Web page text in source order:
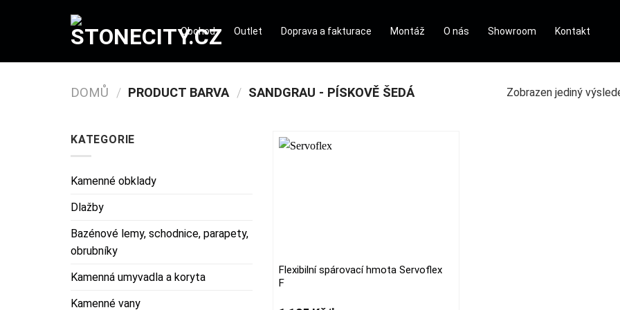
Obchod Outlet Doprava a fakturace Montáž O nás Showroom Kontakt
DOMŮ / PRODUCT BARVA / SANDGRAU - PÍSKOVĚ ŠEDÁ Zobrazen jediný
KATEGORIE
Kamenné obklady
Dlažby
Bazénové lemy, schodnice, parapety,
obrubníky
Kamenná umyvadla a koryta
Kamenné vany
Flexibilní spárovací hmota Servoflex
F
This
product